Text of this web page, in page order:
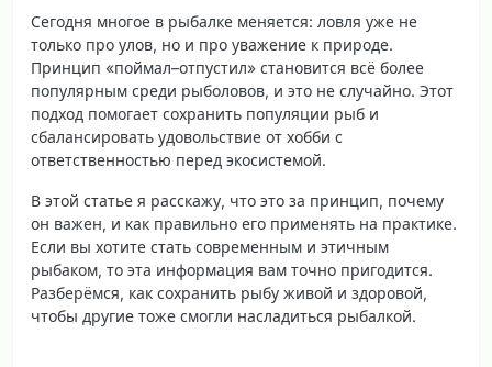
Сегодня многое в рыбалке меняется: ловля уже не
только про улов, но и про уважение к природе.
Принцип «поймал–отпустил» становится всё более
популярным среди рыболовов, и это не случайно. Этот
подход помогает сохранить популяции рыб и
сбалансировать удовольствие от хобби с
ответственностью перед экосистемой.
В этой статье я расскажу, что это за принцип, почему
он важен, и как правильно его применять на практике.
Если вы хотите стать современным и этичным
рыбаком, то эта информация вам точно пригодится.
Разберёмся, как сохранить рыбу живой и здоровой,
чтобы другие тоже смогли насладиться рыбалкой.